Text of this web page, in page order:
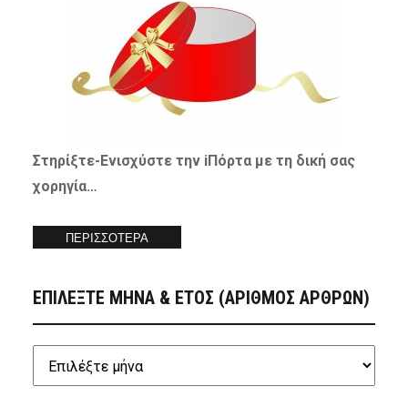
Στηρίξτε-Ενισχύστετην iΠόρτα με τη δική σας
χορηγία…
ΠΕΡΙΣΣΟΤΕΡΑ
ΕΠΙΛΕΞΤΕ ΜΗΝΑ & ΕΤΟΣ (ΑΡΙΘΜΟΣ ΑΡΘΡΩΝ)